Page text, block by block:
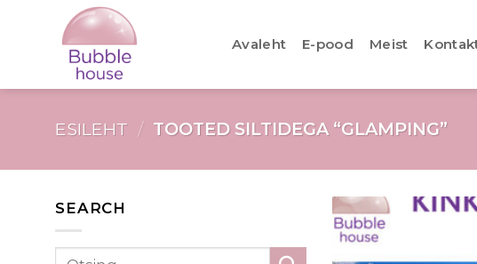
Avaleht E-pood Meist
ESILEHT / TOOTED SILTIDEGA “GLAMPING”
SEARCH